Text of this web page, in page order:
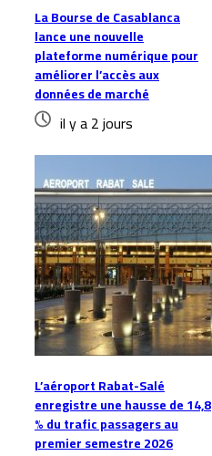
La Bourse de Casablanca
lance une nouvelle
plateforme numérique pour
améliorer l’accès aux
données de marché
il y a 2 jours
L’aéroport Rabat-Salé
enregistre une hausse de 14,8
% du trafic passagers au
premier semestre 2026